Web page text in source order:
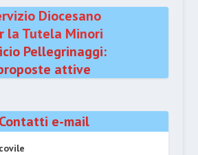
Diocesano
la Tutela Minori
Pellegrinaggi:
attive
Contatti e-mail